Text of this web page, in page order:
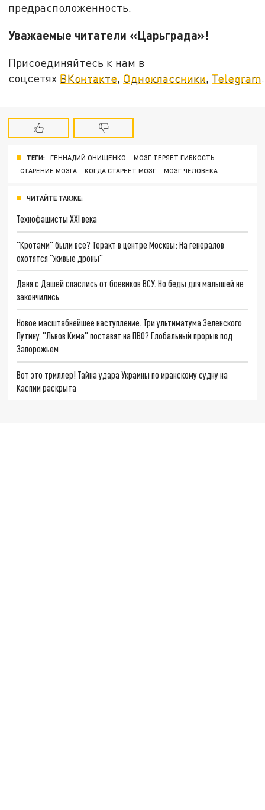
предрасположенность.
Уважаемые читатели «Царьграда»!
Присоединяйтесь к нам в
соцсетях ВКонтакте Одноклассники Telegram
ТЕГИ: ГЕННАДИЙ ОНИЩЕНКО
МОЗГ ТЕРЯЕТ ГИБКОСТЬ
СТАРЕНИЕ МОЗГА
КОГДА СТАРЕЕТ МОЗГ МОЗГ ЧЕЛОВЕКА
ЧИТАЙТЕ ТАКЖЕ:
Технофашисты XXI века
"Кротами" были все? Теракт в центре Москвы: На генералов
охотятся "живые дроны"
Даня с Дашей спаслись от боевиков ВСУ. Но беды для малышей не
закончились
Новое масштабнейшее наступление. Три ультиматума Зеленского
Путину. "Львов Кима" поставят на ПВО? Глобальный прорыв под
Запорожьем
Вот это триллер! Тайна удара Украины по иранскому судну на
Каспии раскрыта